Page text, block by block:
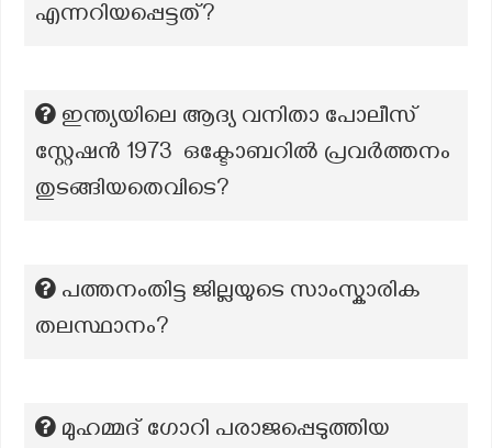
എന്നറിയപ്പെട്ടത്?
ഇന്ത്യയിലെ ആദ്യ വനിതാ പോലീസ്
സ്റ്റേഷൻ 1973 ഒക്ടോബറിൽ പ്രവർത്തനം
തുടങ്ങിയതെവിടെ?
പത്തനംതിട്ട ജില്ലയുടെ സാംസ്കാരിക
തലസ്ഥാനം?
മുഹമ്മദ് ഗോറി പരാജപ്പെടുത്തിയ